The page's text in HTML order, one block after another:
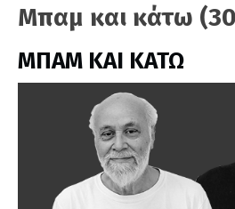
Μπαμ και κάτω
ΜΠΑΜ ΚΑΙ ΚΑΤΩ